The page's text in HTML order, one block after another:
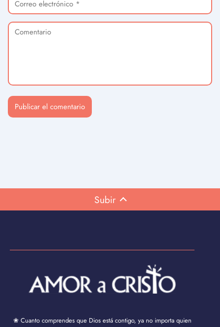
Subir
❀ Cuanto comprendes que Dios está contigo, ya no importa quien